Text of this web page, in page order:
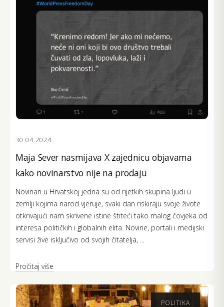
30.04.2024
Maja Sever nasmijava X zajednicu objavama
kako novinarstvo nije na prodaju
Novinari u Hrvatskoj jedna su od rijetkih skupina ljudi u
zemlji kojima narod vjeruje, svaki dan riskiraju svoje živote
otkrivajući nam skrivene istine štiteći tako malog čovjeka od
interesa političkih i globalnih elita. Novine, portali i medijski
servisi žive isključivo od svojih čitatelja, ...
Pročitaj više
POLITIKA